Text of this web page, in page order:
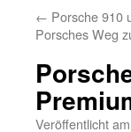
← Porsche 910
Porsches Weg
Veröffentlicht am